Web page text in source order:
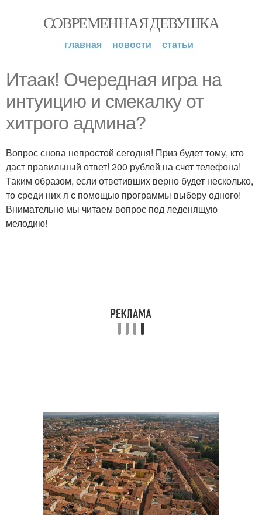
СОВРЕМЕННАЯ ДЕВУШКА
главная новости статьи
Итаак! Очередная игра на
интуицию и смекалку от
хитрого админа?
Вопрос снова непростой сегодня! Приз будет тому, кто
даст правильный ответ! 200 рублей на счет телефона!
Таким образом, если ответивших верно будет несколько,
то среди них я с помощью программы выберу одного!
Внимательно мы читаем вопрос под леденящую
мелодию!